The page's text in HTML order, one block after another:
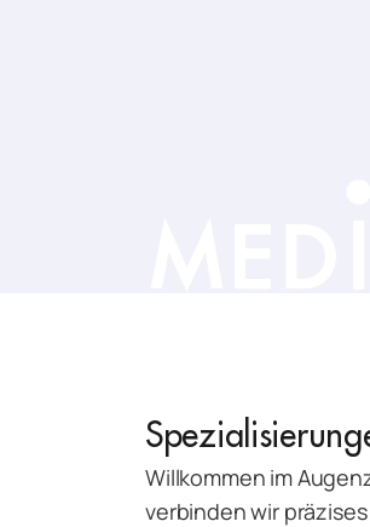
Willkommen im
verbinden wir